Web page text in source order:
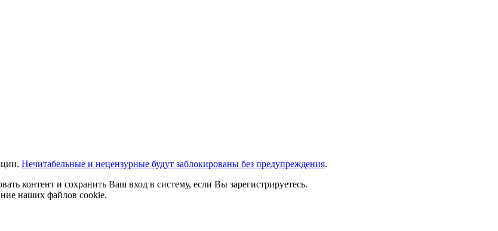
Нечитабельные и нецензурные будут заблокированы без предупреждения.
контент и сохранить Ваш вход в систему, если Вы зарегистрируетесь.
наших файлов cookie.